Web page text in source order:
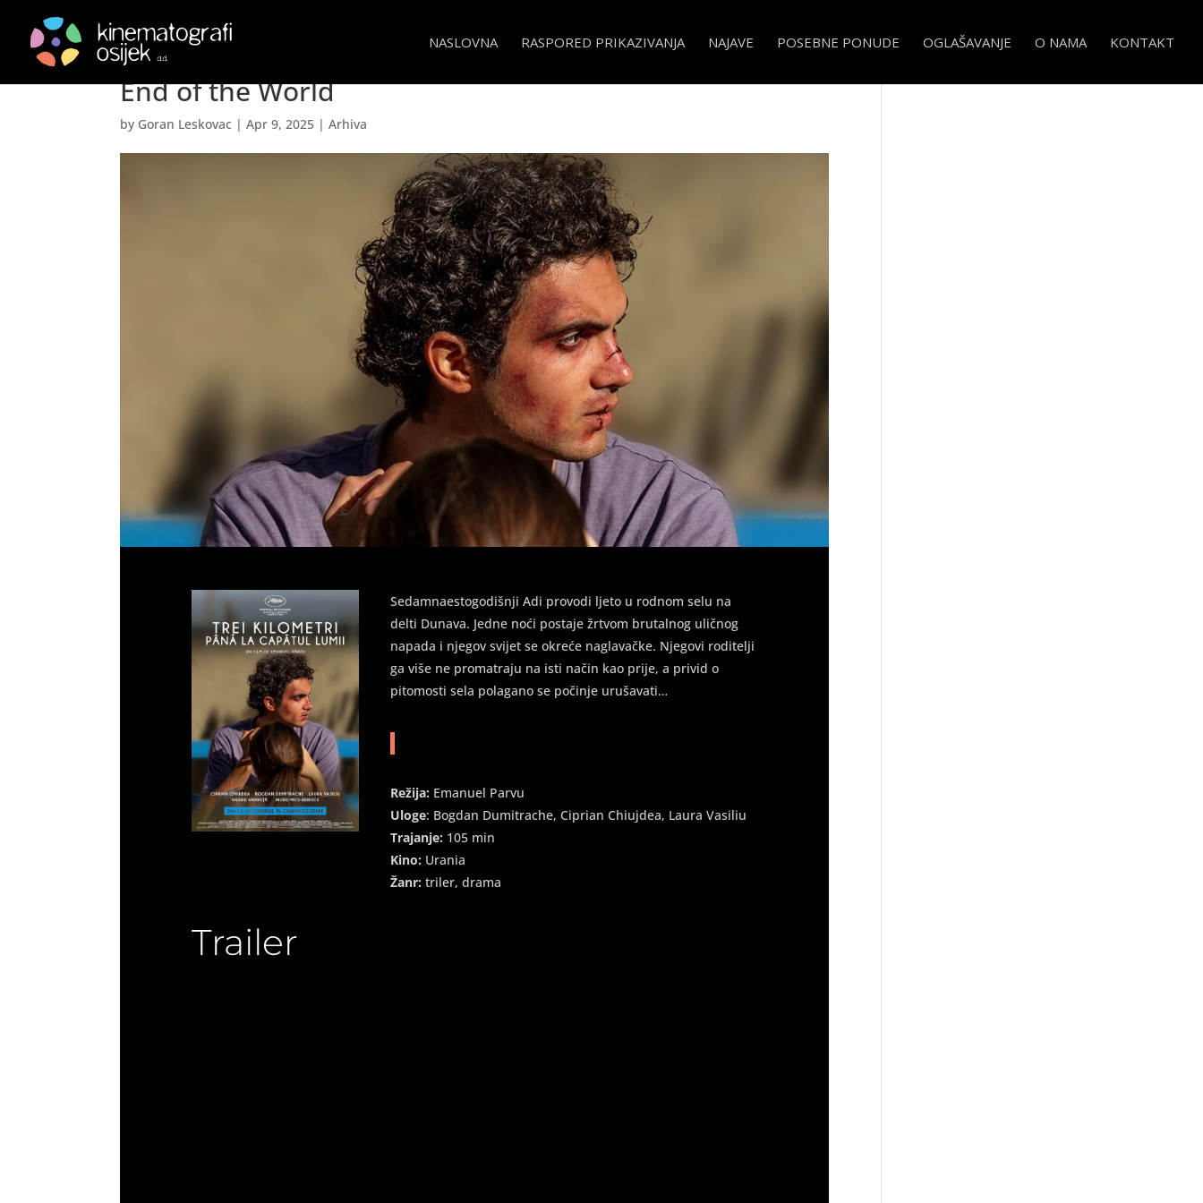
NASLOVNA RASPORED PRIKAZIVANJA NAJAVE POSEBNE PONUDE OGLAŠAVANJE O NAMA KONTAKT
Tri kilometra do kraja svijeta- Three Kilometers to the
End of the World
by Goran Leskovac |Apr 9, 2025 |Arhiva
Sedamnaestogodišnji Adi provodi ljeto u rodnom selu na
delti Dunava. Jedne noći postaje žrtvom brutalnog uličnog
napada i njegov svijet se okreće naglavačke. Njegovi roditelji
ga više ne promatraju na isti način kao prije, a privid o
pitomosti sela polagano se počinje urušavati…
Režija: Emanuel Parvu
Uloge: Bogdan Dumitrache, Ciprian Chiujdea, Laura Vasiliu
Trajanje: 105 min
Kino: Urania
Žanr: triler, drama
Trailer